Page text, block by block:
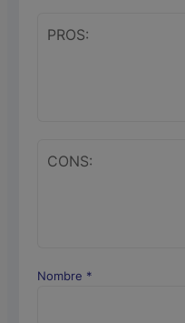
Nombre *